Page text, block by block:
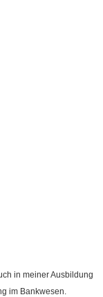
in meiner Ausbildung
im Bankwesen.